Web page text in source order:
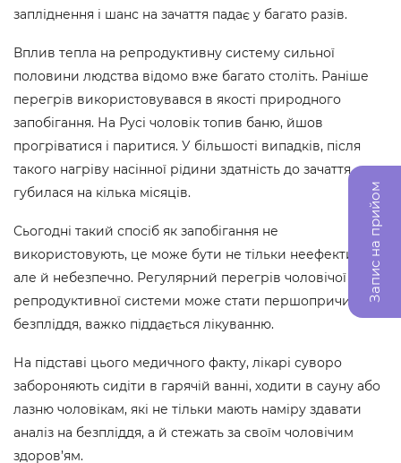
запліднення і шанс на зачаття падає у багато разів.
Вплив тепла на репродуктивну систему сильної
половини людства відомо вже багато століть. Раніше
перегрів використовувався в якості природного
запобігання. На Русі чоловік топив баню, йшов
прогріватися і паритися. У більшості випадків, після
такого нагріву насінної рідини здатність до зачаття
губилася на кілька місяців.
Сьогодні такий спосіб як запобігання не
використовують, це може бути не тільки неефективно,
але й небезпечно. Регулярний перегрів чоловічої
репродуктивної системи може стати першопричиною
безпліддя, важко піддається лікуванню.
На підставі цього медичного факту, лікарі суворо
забороняють сидіти в гарячій ванні, ходити в сауну або
лазню чоловікам, які не тільки мають наміру здавати
аналіз на безпліддя, а й стежать за своїм чоловічим
здоров’ям.
Запис на прийом